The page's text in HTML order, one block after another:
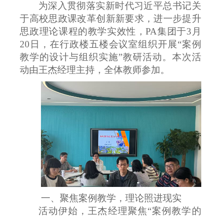
为深入贯彻落实新时代习近平总书记关
于高校思政课改革创新新要求，进一步提升
思政理论课程的教学实效性，PA集团于3月
20日，在行政楼五楼会议室组织开展“案例
教学的设计与组织实施”教研活动。本次活
动由王杰经理主持，全体教师参加。
一、聚焦案例教学，理论照进现实
活动伊始，王杰经理聚焦“案例教学的